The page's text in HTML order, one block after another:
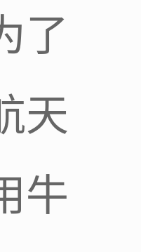
了
天
牛